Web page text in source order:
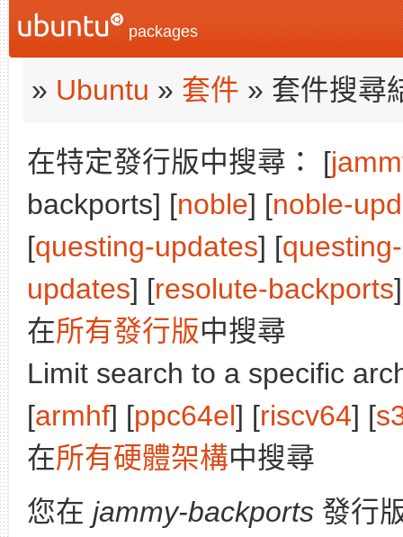
packages
» Ubuntu » 套件 » 套件搜尋
在特定發行版中搜尋： [
backports] [noble] [noble-
[questing-updates] [
updates] [resolute-backports
在所有發行版中搜尋
Limit search to a specific
[armhf] [ppc64el] [riscv64] [
在所有硬體架構中搜尋
您在 jammy-backports 發行